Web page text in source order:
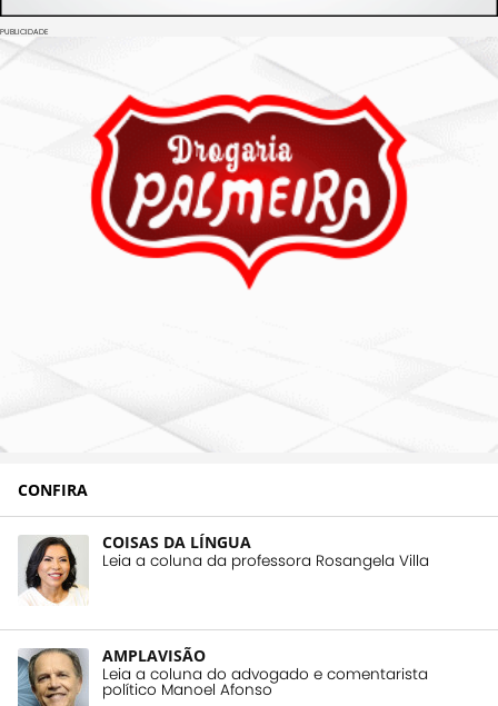
PUBLICIDADE
CONFIRA
COISAS DA LÍNGUA
Leia a coluna da professora Rosangela Villa
AMPLAVISÃO
Leia a coluna do advogado e comentarista
político Manoel Afonso